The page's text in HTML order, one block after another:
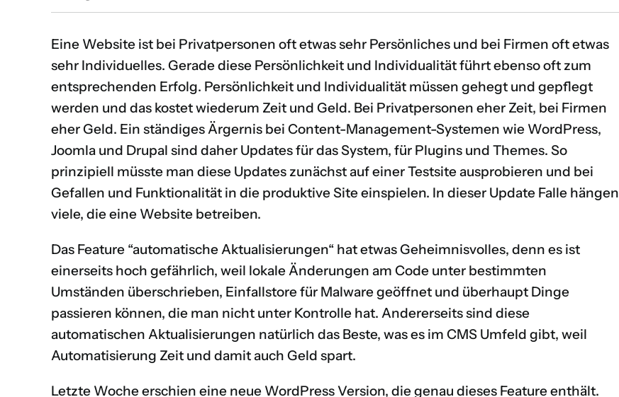
Eine Website ist bei Privatpersonen oft etwas sehr Persönliches und bei Firmen oft etwas
sehr Individuelles. Gerade diese Persönlichkeit und Individualität führt ebenso oft zum
entsprechenden Erfolg. Persönlichkeit und Individualität müssen gehegt und gepflegt
werden und das kostet wiederum Zeit und Geld. Bei Privatpersonen eher Zeit, bei Firmen
eher Geld. Ein ständiges Ärgernis bei Content-Management-Systemen wie WordPress,
Joomla und Drupal sind daher Updates für das System, für Plugins und Themes. So
prinzipiell müsste man diese Updates zunächst auf einer Testsite ausprobieren und bei
Gefallen und Funktionalität in die produktive Site einspielen. In dieser Update Falle hängen
viele, die eine Website betreiben.
Das Feature “automatische Aktualisierungen“ hat etwas Geheimnisvolles, denn es ist
einerseits hoch gefährlich, weil lokale Änderungen am Code unter bestimmten
Umständen überschrieben, Einfallstore für Malware geöffnet und überhaupt Dinge
passieren können, die man nicht unter Kontrolle hat. Andererseits sind diese
automatischen Aktualisierungen natürlich das Beste, was es im CMS Umfeld gibt, weil
Automatisierung Zeit und damit auch Geld spart.
Letzte Woche erschien eine neue WordPress Version, die genau dieses Feature enthält.